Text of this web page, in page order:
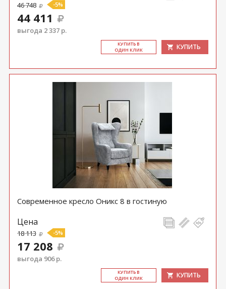
46 748 -5%
44 411
выгода 2 337 р.
КУ­ПИТЬ В
ОДИН КЛИК
КУПИТЬ
Современное кресло Оникс 8 в гостиную
Цена
18 113 -5%
17 208
выгода 906 р.
КУ­ПИТЬ В
ОДИН КЛИК
КУПИТЬ